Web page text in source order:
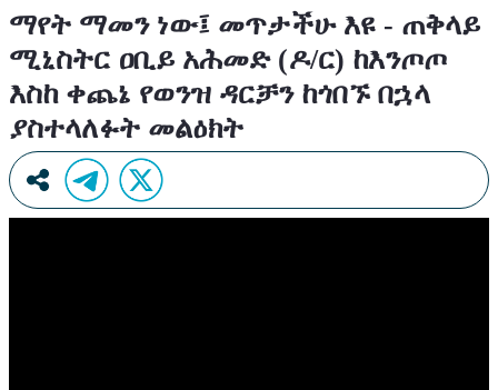
መጣጥፍ
መጽሔት ስለ እኛ
ማየት ማመን ነው፤ መጥታችሁ እዩ - ጠቅላይ
ሚኒስትር ዐቢይ አሕመድ (ዶ/ር) ከእንጦጦ
እስከ ቀጨኔ የወንዝ ዳርቻን ከጎበኙ በኋላ
ያስተላለፉት መልዕክት